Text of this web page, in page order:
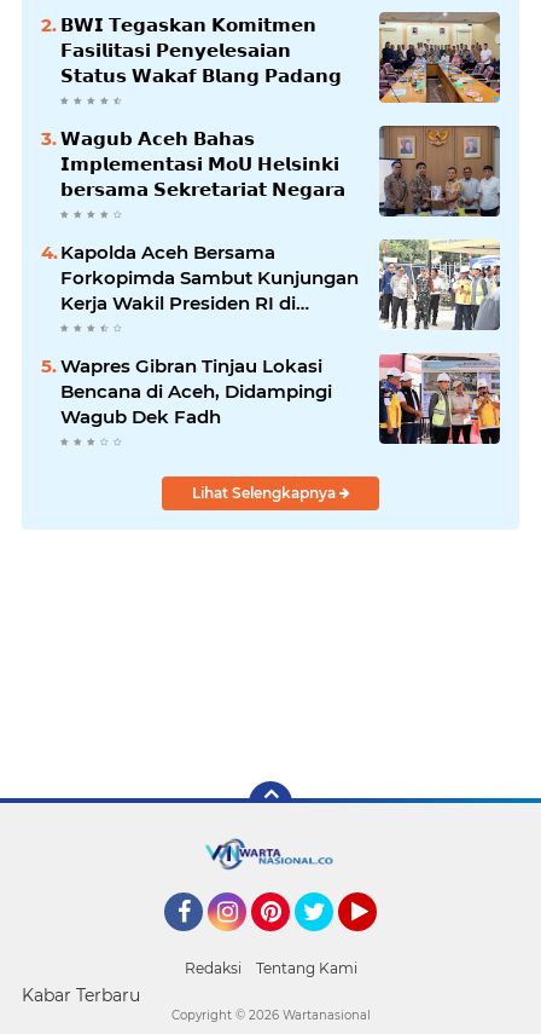
𝗕𝗪𝗜 𝗧𝗲𝗴𝗮𝘀𝗸𝗮𝗻 𝗞𝗼𝗺𝗶𝘁𝗺𝗲𝗻
𝗙𝗮𝘀𝗶𝗹𝗶𝘁𝗮𝘀𝗶 𝗣𝗲𝗻𝘆𝗲𝗹𝗲𝘀𝗮𝗶𝗮𝗻
𝗦𝘁𝗮𝘁𝘂𝘀 𝗪𝗮𝗸𝗮𝗳 𝗕𝗹𝗮𝗻𝗴 𝗣𝗮𝗱𝗮𝗻𝗴
𝗪𝗮𝗴𝘂𝗯 𝗔𝗰𝗲𝗵 𝗕𝗮𝗵𝗮𝘀
𝗜𝗺𝗽𝗹𝗲𝗺𝗲𝗻𝘁𝗮𝘀𝗶 𝗠𝗼𝗨 𝗛𝗲𝗹𝘀𝗶𝗻𝗸𝗶
𝗯𝗲𝗿𝘀𝗮𝗺𝗮 𝗦𝗲𝗸𝗿𝗲𝘁𝗮𝗿𝗶𝗮𝘁 𝗡𝗲𝗴𝗮𝗿𝗮
Kapolda Aceh Bersama
Forkopimda Sambut Kunjungan
Kerja Wakil Presiden RI di
Kabupaten Bireuen
Wapres Gibran Tinjau Lokasi
Bencana di Aceh, Didampingi
Wagub Dek Fadh
Lihat Selengkapnya
Redaksi Tentang Kami
Kabar Terbaru
Copyright © 2026 Wartanasional